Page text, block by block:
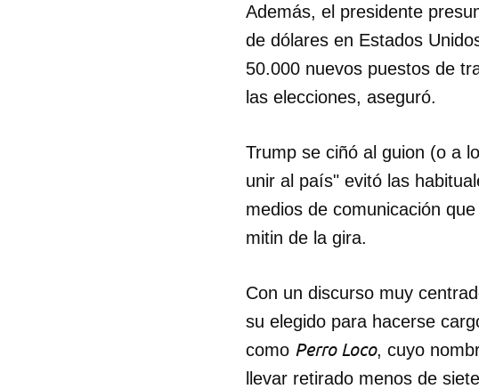
Para poder
cuenta de
Además, el presidente
de dólares en Estados
50.000 nuevos puestos de
las elecciones, aseguró.
Trump se ciñó al guion (o a
unir al país" evitó las
medios de comunicación
mitin de la gira.
Con un discurso muy
su elegido para hacerse
como Perro Loco, cuyo
llevar retirado menos de